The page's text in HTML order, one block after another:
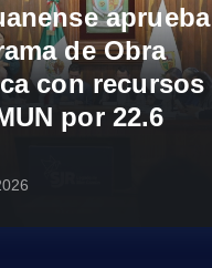
aprueba
de Obra
con recursos
por 22.6